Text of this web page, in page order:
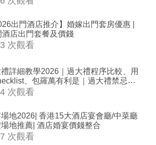
出門酒店推介】婚嫁出門套房優惠 |
酒店出門套餐及價錢
次觀看
詳細教學2026｜過大禮程序比較、用
、包羅萬有利是｜過大禮禁忌及
話
次觀看
地2026| 香港15大酒店宴會廳/中菜廳
地推薦| 酒店婚宴價錢整合
次觀看